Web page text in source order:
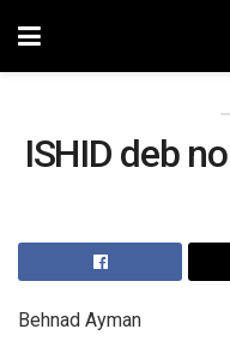
ISHID deb
Behnad Ayman